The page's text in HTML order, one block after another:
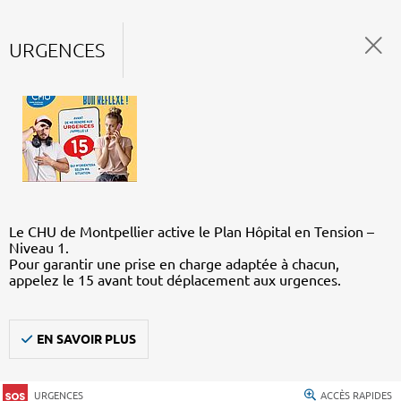
URGENCES
Le CHU de Montpellier active le Plan Hôpital en Tension –
Niveau 1.
Pour garantir une prise en charge adaptée à chacun,
appelez le 15 avant tout déplacement aux urgences.
EN SAVOIR PLUS
URGENCES ACCÈS RAPIDES